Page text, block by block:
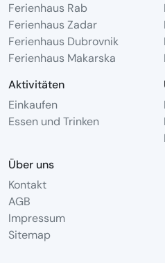
Ferienhaus Rab
Ferienhaus Zadar
Ferienhaus Dubrovnik
Ferienhaus Makarska
Aktivitäten
Einkaufen
Essen und Trinken
Über uns
Kontakt
AGB
Impressum
Sitemap